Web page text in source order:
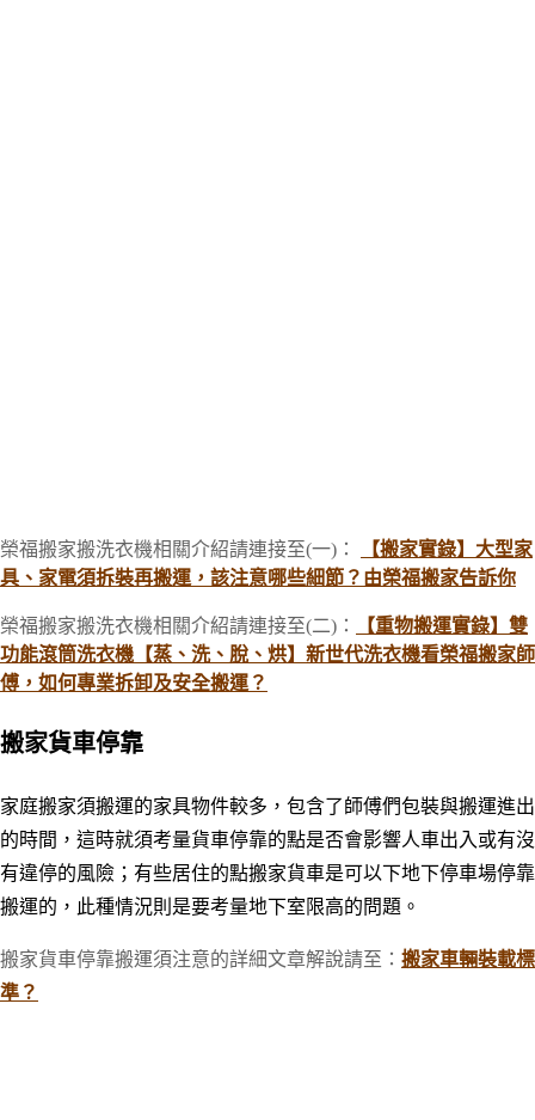
榮福搬家搬洗衣機相關介紹請連接至(一)：
【搬家實錄】大型家
具、家電須拆裝再搬運，該注意哪些細節？由榮福搬家告訴你
榮福搬家搬洗衣機相關介紹請連接至(二)：
【重物搬運實錄】雙
功能滾筒洗衣機【蒸、洗、脫、烘】新世代洗衣機看榮福搬家師
傅，如何專業拆卸及安全搬運？
搬家貨車停靠
家庭搬家須搬運的家具物件較多，包含了師傅們包裝與搬運進出
的時間，這時就須考量貨車停靠的點是否會影響人車出入或有沒
有違停的風險；有些居住的點搬家貨車是可以下地下停車場停靠
搬運的，此種情況則是要考量地下室限高的問題。
搬家貨車停靠搬運須注意的詳細文章解說請至： 搬家車輛裝載標
準？